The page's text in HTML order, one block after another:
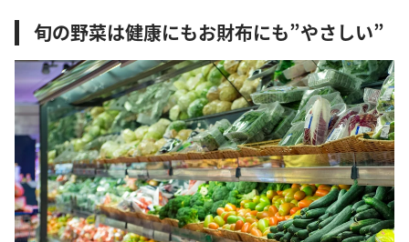
旬の野菜は健康にもお財布にも”やさしい”